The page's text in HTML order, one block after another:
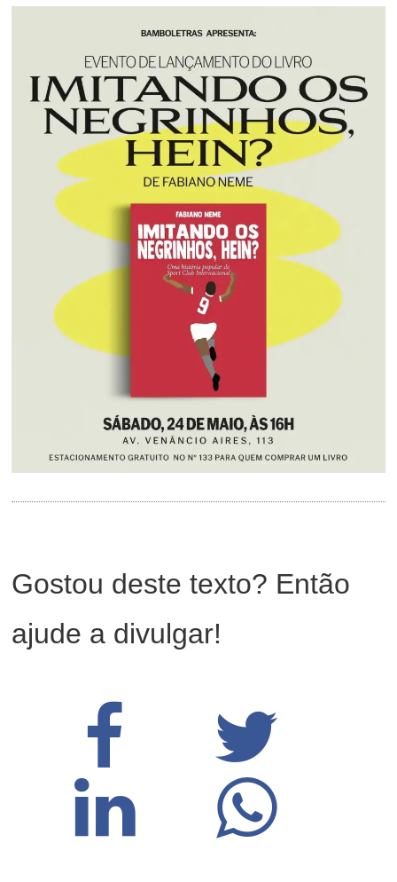
Gostou deste texto? Então
ajude a divulgar!